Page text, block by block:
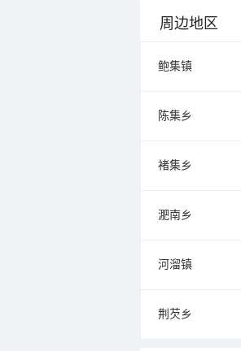
周边地区
鲍集镇
陈集乡
褚集乡
淝南乡
河溜镇
荆芡乡